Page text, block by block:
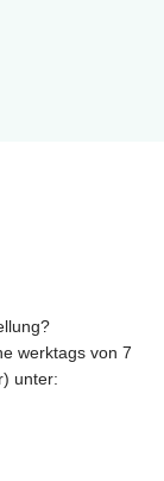
werktags von 7
unter: